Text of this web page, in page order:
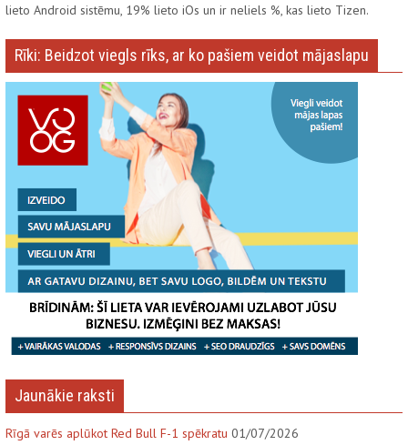
lieto Android sistēmu, 19% lieto iOs un ir neliels %, kas lieto Tizen.
Rīki: Beidzot viegls rīks, ar ko pašiem veidot mājaslapu
Jaunākie raksti
Rīgā varēs aplūkot Red Bull F-1 spēkratu 01/07/2026